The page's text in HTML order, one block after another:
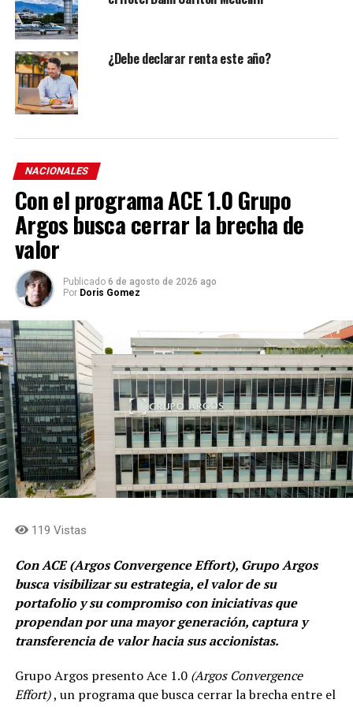
¿Debe declarar renta este año?
NACIONALES
Con el programa ACE 1.0 Grupo
Argos busca cerrar la brecha de
valor
Publicado 6 de agosto de 2026 ago
Por Doris Gomez
119 Vistas
Con ACE (Argos Convergence Effort), Grupo Argos
busca visibilizar su estrategia, el valor de su
portafolio y su compromiso con iniciativas que
propendan por una mayor generación, captura y
transferencia de valor hacia sus accionistas.
Grupo Argos presento Ace 1.0(Argos Convergence
Effort), un programa que busca cerrar la brecha entre el